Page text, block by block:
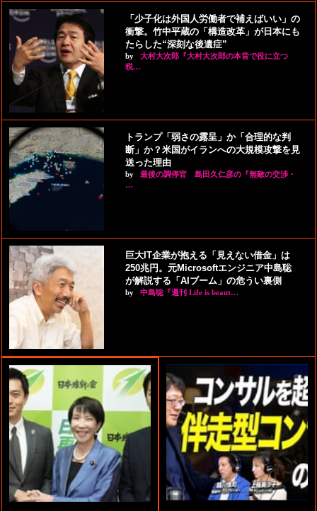
「少子化は外国人労働者で補えばいい」の
衝撃。竹中平蔵の「構造改革」が日本にも
たらした“深刻な後遺症”
by
大村大次郎『大村大次郎の本音で役に立つ
税…
トランプ「弱さの露呈」か「合理的な判
断」か？米国がイランへの大規模攻撃を見
送った理由
by
最後の調停官 島田久仁彦の『無敵の交渉・
…
巨大IT企業が抱える「見えない借金」は
250兆円。元Microsoftエンジニア中島聡
が解説する「AIブーム」の危うい裏側
by 中島聡『週刊 Life is beaut…